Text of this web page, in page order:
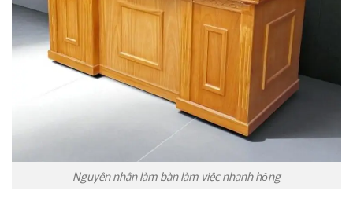
Nguyên nhân làm bàn làm việc nhanh hỏng